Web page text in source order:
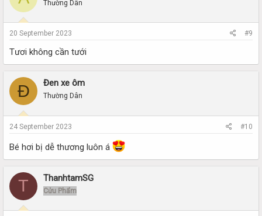
Thường Dân
20 September 2023 #9
Tươi không cần tưới
Đ Đen xe ôm
Thường Dân
24 September 2023 #10
Bé hơi bị dễ thương luôn á
T ThanhtamSG
Cửu Phẩm